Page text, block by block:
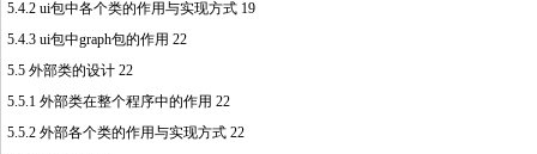
5.4.2 ui包中各个类的作用与实现方式 19
5.4.3 ui包中graph包的作用 22
5.5 外部类的设计 22
5.5.1 外部类在整个程序中的作用 22
5.5.2 外部各个类的作用与实现方式 22